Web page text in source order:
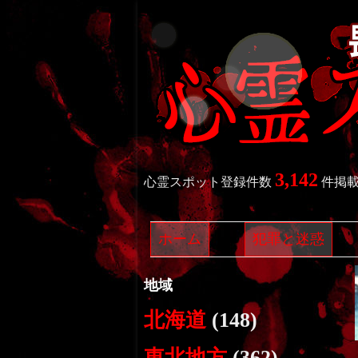
心霊スポット登録件数 3,142 件掲
ホーム 犯罪と迷惑
地域
北海道(148)